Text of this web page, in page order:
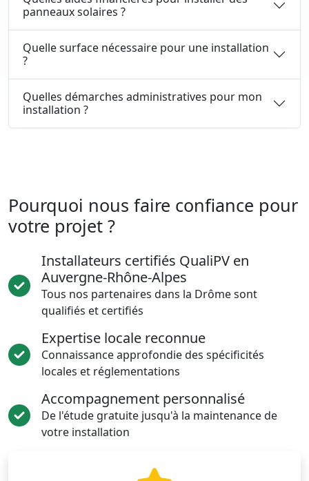
panneaux solaires ?
Quelle surface nécessaire pour une installation
?
Quelles démarches administratives pour mon
installation ?
Pourquoi nous faire confiance pour
votre projet ?
Installateurs certifiés QualiPV en
Auvergne-Rhône-Alpes
Tous nos partenaires dans la Drôme sont
qualifiés et certifiés
Expertise locale reconnue
Connaissance approfondie des spécificités
locales et réglementations
Accompagnement personnalisé
De l'étude gratuite jusqu'à la maintenance de
votre installation